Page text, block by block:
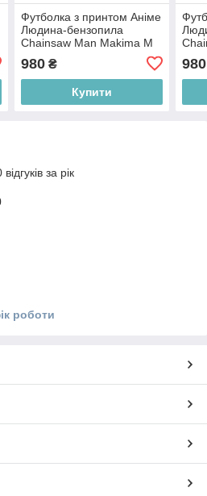
Футболка з принтом Аніме
Людина-бензопила
Chainsaw Man Makima M
980₴
Купити
980
за рік
роботи